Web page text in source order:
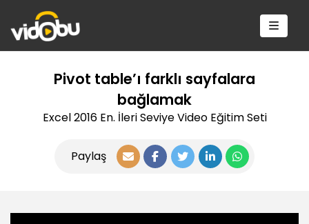
Pivot table’ı farklı sayfalara
bağlamak
Excel 2016 En. İleri Seviye Video Eğitim Seti
Paylaş